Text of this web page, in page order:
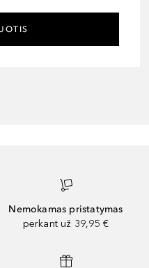
Nemokamas pristatymas
perkant už 39,95 €